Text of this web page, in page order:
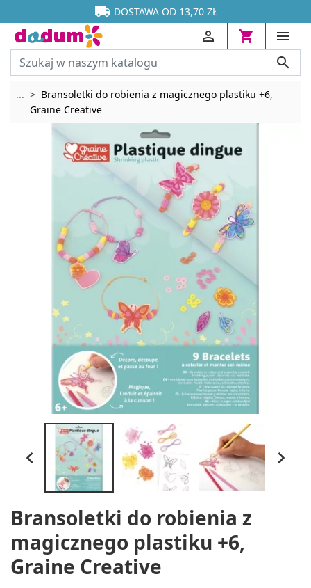

 DOSTAWA OD 13,70 ZŁ






... Rozwiń breadcrumbs
Bransoletki do robienia z magicznego plastiku +6,
Graine Creative
 
Bransoletki do robienia z
magicznego plastiku +6,
Graine Creative